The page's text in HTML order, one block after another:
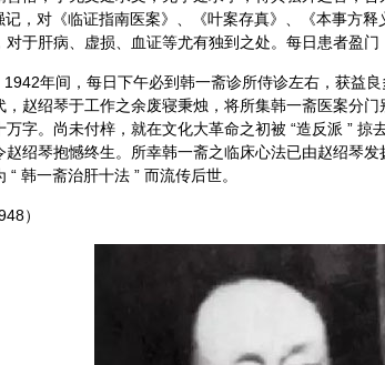
记，对《临证指南医案》、《叶案存真》、《本事方
对于肝病、虚损、血证等尤有独到之处。每日患者盈门
年间，每日下午必到韩一斋诊所侍诊左右，获益
，赵绍琴于工作之余废寝秉烛，将所集韩一斋医案分
万字。尚未付梓，就在文化大革命之初被 “造反派 ”
赵绍琴抱憾终生。所幸韩一斋之临床心法已由赵绍琴
韩一斋治肝十法 ” 而流传后世。
）